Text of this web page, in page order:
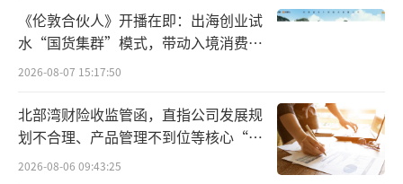
等难题，但贝达药业依然通过持之以恒的精
神，最终取得了成功。贝达药业董事长丁列明
在2002年离开美国，并选择回国创业，立
志“把中国医药产业真正发展起来，将中国人
用药的话语权掌握在中国人手里”，他带领一
批致力于医药产业的科学家，潜心攻坚、专注
《伦敦合伙人》开播在即：出海创业试
水“国货集群”模式，带动入境消费反
向种草
2026-08-07 15:17:50
北部湾财险收监管函，直指公司发展规
划不合理、产品管理不到位等核心“痛
点”
2026-08-06 09:43:25